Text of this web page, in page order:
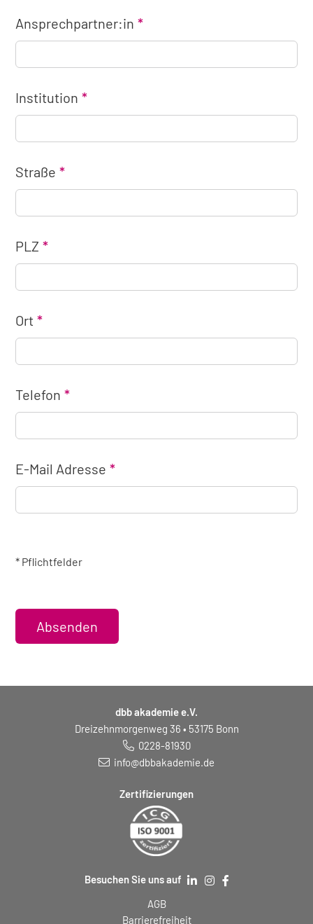
Ansprechpartner:in
Institution
Straße
PLZ
Ort
Telefon
E-Mail Adresse
* Pflichtfelder
Absenden
dbb akademie e.V.
Dreizehnmorgenweg 36 • 53175 Bonn
0228-81930
info@dbbakademie.de
Zertifizierungen
Besuchen Sie uns auf
AGB
Barrierefreiheit